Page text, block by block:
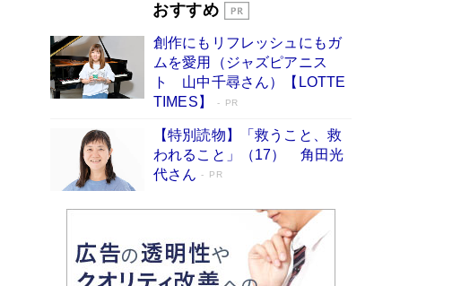
「宇宙兄弟」最終46巻がベストセラー1
物語に幕 特装版には「宇宙で描かれたマ
ンガ」も収録
Book Bang
美輪明宏 晩年の回答を集めた『ほほえんで生き
るための人生相談』がランクイン［エンターテイ
メントベストセラー］
Book Bang
「『火垂るの墓』は、大嘘である」原作者が抱き
続けた“自責の念”とは…「自己憐憫は描きたくな
い」監督が徹底的にこだわったこと（後編） #
戦争の記憶
Book Bang
皇室はなぜ世界から尊敬されているのか？ 「天
皇陛下はお元気でおられるか」がサウジ国王の第
一声になる理由
Book Bang
おすすめ
創作にもリフレッシュにもガ
ムを愛用（ジャズピアニス
ト 山中千尋さん）【LOTTE
TIMES】
PR
【特別読物】「救うこと、救
われること」（17） 角田光
代さん
PR